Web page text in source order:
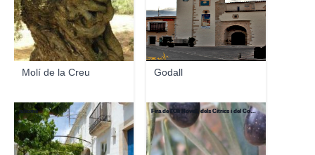
Molí de la Creu Godall
juliome Fira de l'Oli Novell, dels Cítrics i del Comerç